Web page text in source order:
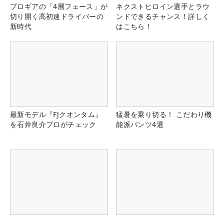
プロギアの「4層フェース」が
切り開く高初速ドライバーの
新時代
ネクストヒロイン選手とラウ
ンドできるチャンス！詳しく
はこちら！
最新モデル『FJクオンタム』
を石井良介プロがチェック
猛暑を乗り切る！ こだわり機
能派パンツ4選